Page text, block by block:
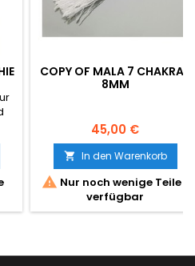
COPY OF MALA 7 CHAKRAS
8MM
Preis
45,00 €
 In den Warenkorb
 Nur noch wenige Teile
verfügbar